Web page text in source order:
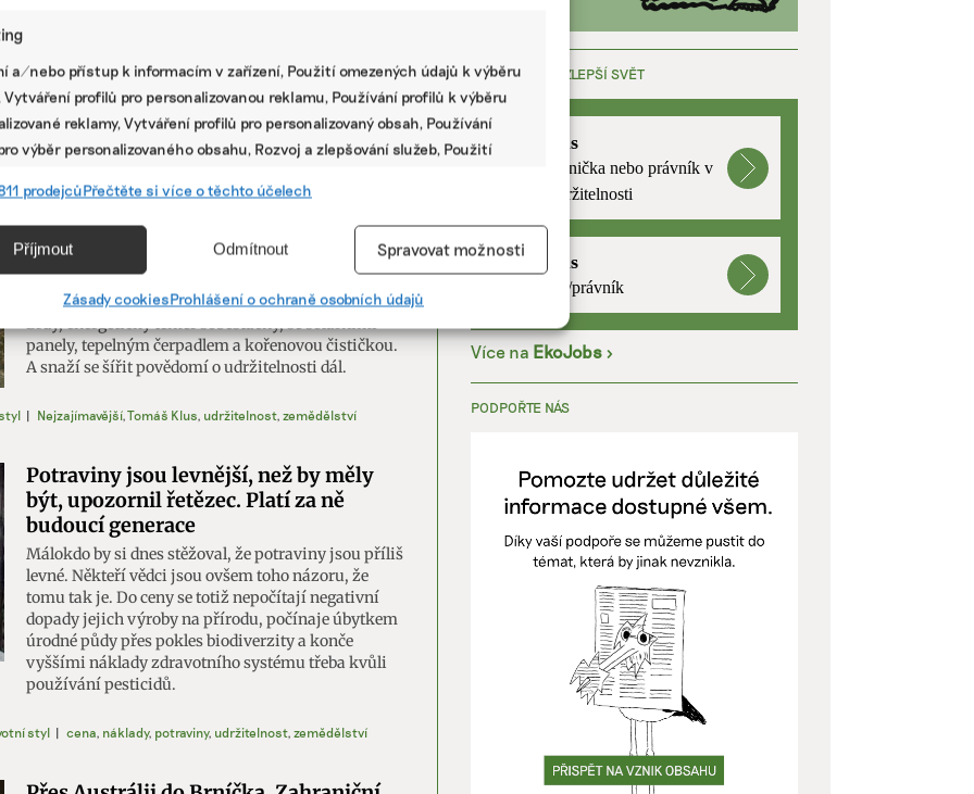
a/nebo přístup k informacím v zařízení, Použití omezených údajů k výběru
Vytváření profilů pro personalizovanou reklamu, Používání profilů k výběru
reklamy, Vytváření profilů pro personalizovaný obsah, Používání
výběr personalizovaného obsahu, Rozvoj a zlepšování služeb, Použití
a kombinování údajů z jiných zdrojů údajů, Propojení různých
Identifikace zařízení na základě automaticky přenášených
přesných údajů o zeměpisné poloze, Identifikace zařízení na základě
vyžádaných informací.
bezpečnosti, předcházení a zjišťování podvodů a
chyb, Poskytování a zobrazování reklamy a obsahu,
a sdělování voleb ochrany osobních údajů.
Vždy aktivní
prodejcůPřečtěte si více o těchto účelech
Příjmout Odmítnout Spravovat možnosti
Zásady cookiesProhlášení o ochraně osobních údajů
agroenvironmentální chemie a výživy rostlin České
zemědělské univerzity v Praze.
biochar uhlíkové kredity , zemědělství
Osm měsíců jsem si nic nového
nekoupil, i když mozek někdy křičí
„udělej si radost“, říká Tomáš Klus
Před sedmi lety si písničkář, textař, skladatel a herec
Tomáš Klus s rodinou postavil dům v Mníšku pod
Brdy, energeticky téměř soběstačný, se solárními
panely, tepelným čerpadlem a kořenovou čističkou.
A snaží se šířit povědomí o udržitelnosti dál.
| Nejzajímavější, Tomáš Klus udržitelnost, zemědělství
Potraviny jsou levnější, než by měly
být, upozornil řetězec. Platí za ně
budoucí generace
Málokdo by si dnes stěžoval, že potraviny jsou příliš
levné. Někteří vědci jsou ovšem toho názoru, že
tomu tak je. Do ceny se totiž nepočítají negativní
dopady jejich výroby na přírodu, počínaje úbytkem
úrodné půdy přes pokles biodiverzity a konče
vyššími náklady zdravotního systému třeba kvůli
používání pesticidů.
styl | cena náklady, potraviny, udržitelnost, zemědělství
PRÁCE, KTERÁ ZLEPŠÍ SVĚT
mutualus
Stáž: právnička nebo právník v
oblasti udržitelnosti
mutualus
právnička/právník
Více na EkoJobs >
PODPOŘTE NÁS